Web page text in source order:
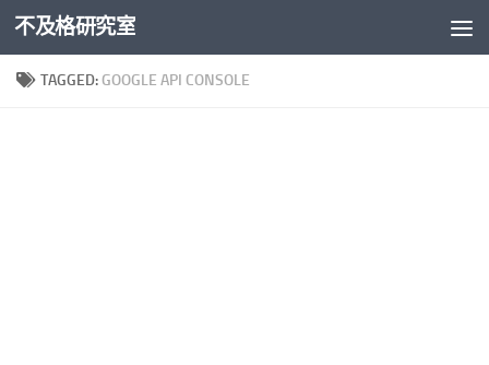
Skip to content
不及格研究室
TAGGED: GOOGLE API CONSOLE